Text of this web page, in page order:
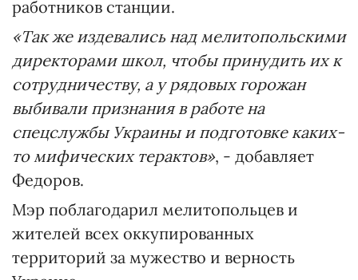
работников станции.
«Так же издевались над мелитопольскими
директорами школ, чтобы принудить их к
сотрудничеству, а у рядовых горожан
выбивали признания в работе на
спецслужбы Украины и подготовке каких-
то мифических терактов», - добавляет
Федоров.
Мэр поблагодарил мелитопольцев и
жителей всех оккупированных
территорий за мужество и верность